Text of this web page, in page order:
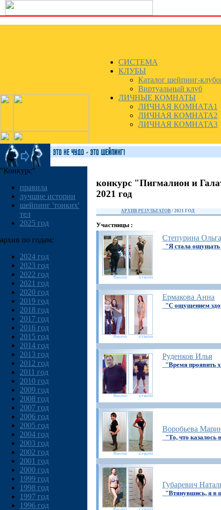
СИСТЕМА
КЛУБЫ
Каталог шейпинг-
Виртуальный клуб
ЛИЧНЫЕ КОМНАТЫ
ЛИЧНАЯ КОМНАТА1
ЛИЧНАЯ КОМНАТА2
ЛИЧНАЯ КОМНАТА3
"Конкурс"
правила
лучшие истории
шейпинг 'тонких'
тел
2025 год
архив по годам:
2024 год
2023 год
2022 год
2021 год
2020 год
2019 год
2018 год
2017 год
2016 год
2015 год
2014 год
2013 год
2012 год
2011 год
2010 год
2009 год
2008 год
2007 год
2006 год
2005 год
2004 год
2003 год
2002 год
2001 год
2000 год
1999 год
1998 год
1997 год
1996 год
конкурс "Пигмалион и
2021 год
АРХИВ РЕЗУЛЬТАТОВ / 2021 ГОД
Участницы :
Степурина Ольга
"Я стала ощущать
Ермакова Анна
"С ощущением
Руденков Илья
"Время проявить
Воробьева
"То, что
Губаревич
"Втянувшись, я в